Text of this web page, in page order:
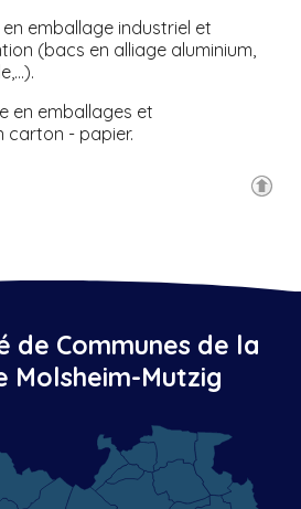
emballage industriel et
(bacs en alliage aluminium,
en emballages et
carton - papier.
de Communes de la
Molsheim-Mutzig